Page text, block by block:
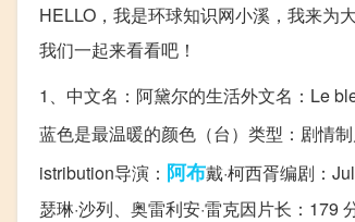
HELLO，我是环球知识网小溪，我来为
我们一起来看看吧！
1、中文名：阿黛尔的生活外文名：Le
蓝色是最温暖的颜色（台）类型：剧情制
istribution导演： 阿布戴·柯西胥编剧：
瑟琳·沙列、奥雷利安·雷克因片长：